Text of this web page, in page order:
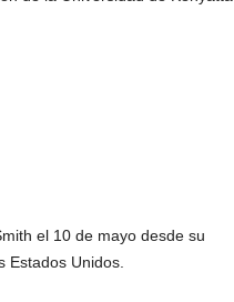
el 10 de mayo desde su
Unidos.